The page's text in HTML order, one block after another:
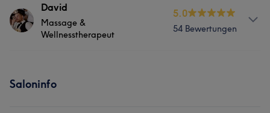
Services
Nägel Körper Gesicht
David
Massage &
Wellnesstherapeut
5.0
54 Bewertungen
Saloninfo